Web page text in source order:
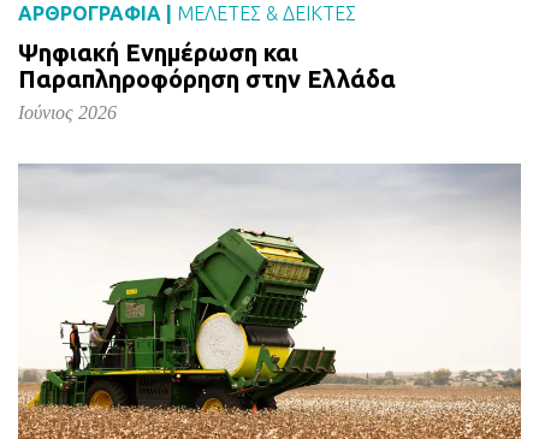
ΑΡΘΡΟΓΡΑΦΙΑ | ΜΕΛΈΤΕΣ & ΔΕΙΚΤΕΣ
Ψηφιακή Ενημέρωση και
Παραπληροφόρηση στην Ελλάδα
Ιούνιος 2026